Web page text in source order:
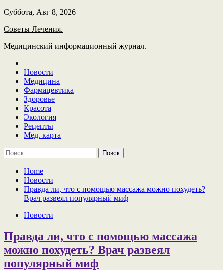
Skip
content
Суббота, Авг 8, 2026
Советы Лечения.
Медицинский информационный журнал.
Новости
Медицина
Фармацевтика
Здоровье
Красота
Экология
Рецепты
Мед. карта
Найти:
Home
Новости
Правда ли, что с помощью массажа можно похудеть?
Врач развеял популярный миф
Новости
Правда ли, что с помощью массажа
можно похудеть? Врач развеял
популярный миф